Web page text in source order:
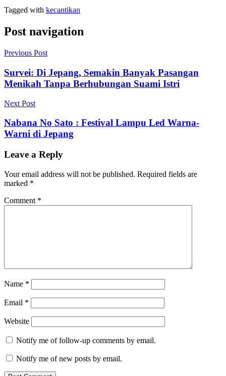
Tagged with kecantikan
Post navigation
Previous Post
Survei: Di Jepang, Semakin Banyak Pasangan
Menikah Tanpa Berhubungan Suami Istri
Next Post
Nabana No Sato : Festival Lampu Led Warna-
Warni di Jepang
Leave a Reply
Your email address will not be published. Required fields are
marked *
Comment *
Name *
Email *
Website
Notify me of follow-up comments by email.
Notify me of new posts by email.